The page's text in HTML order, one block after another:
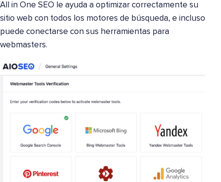
All in One SEO le ayuda a optimizar correctamente su
sitio web con todos los motores de búsqueda, e incluso
puede conectarse con sus herramientas para
webmasters.